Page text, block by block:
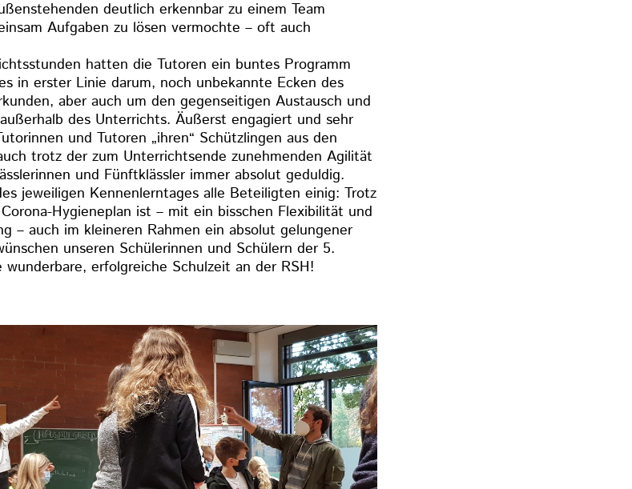
deutlich erkennbar zu einem Team
Aufgaben zu lösen vermochte – oft auch
hatten die Tutoren ein buntes Programm
in erster Linie darum, noch unbekannte Ecken des
aber auch um den gegenseitigen Austausch und
des Unterrichts. Äußerst engagiert und sehr
und Tutoren „ihren“ Schützlingen aus den
trotz der zum Unterrichtsende zunehmenden Agilität
und Fünftklässler immer absolut geduldig.
jeweiligen Kennenlerntages alle Beteiligten einig: Trotz
Hygieneplan ist – mit ein bisschen Flexibilität und
– auch im kleineren Rahmen ein absolut gelungener
unseren Schülerinnen und Schülern der 5.
erfolgreiche Schulzeit an der RSH!